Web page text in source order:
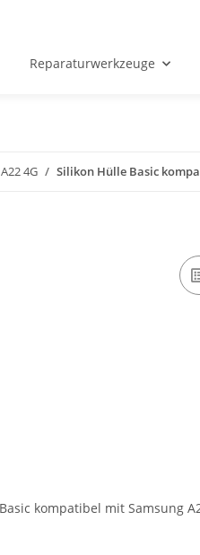
Reparaturwerkzeuge
A22 4G Silikon Hülle Basic